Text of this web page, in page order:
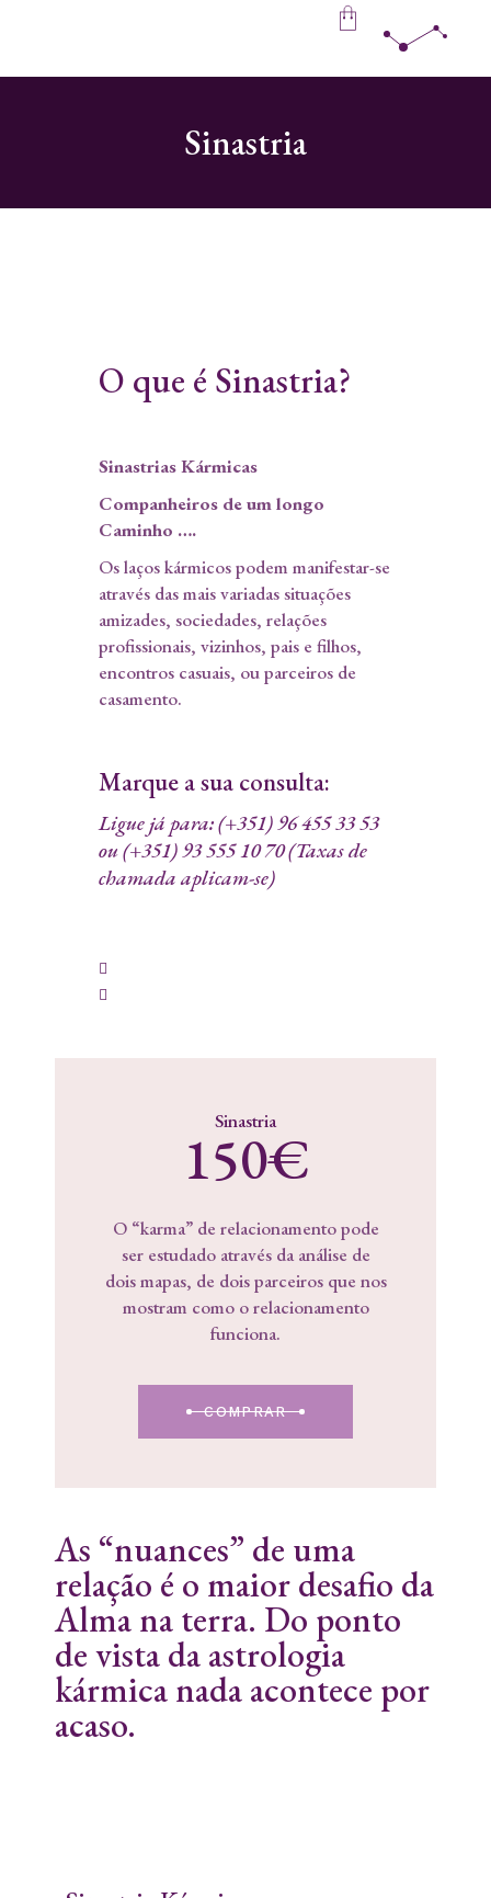
Sinastria
O que é Sinastria?
Sinastrias Kármicas
Companheiros de um longo
Caminho ….
Os laços kármicos podem manifestar-se
através das mais variadas situações
amizades, sociedades, relações
profissionais, vizinhos, pais e filhos,
encontros casuais, ou parceiros de
casamento.
Marque a sua consulta:
Ligue já para: (+351) 96 455 33 53​
ou (+351) 93 555 10 70 (Taxas de
chamada aplicam-se)
Sinastria
150€
O “karma” de relacionamento pode
ser estudado através da análise de
dois mapas, de dois parceiros que nos
mostram como o relacionamento
funciona.
COMPRAR
As “nuances” de uma
relação é o maior desafio da
Alma na terra. Do ponto
de vista da astrologia
kármica nada acontece por
acaso.